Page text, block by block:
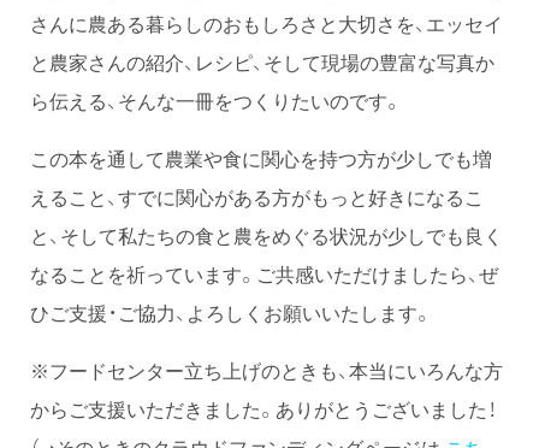
さんに農ある暮らしのおもしろさと大切さを、エッセイ
と農家さんの紹介、レシピ、そして現場の豊富な写真か
ら伝える、そんな一冊をつくりたいのです。
この本を通して農業や食に関心を持つ方が少しでも増
えること、すでに関心がある方がもっと好きになるこ
と、そして私たちの食と農をめぐる状況が少しでも良く
なることを祈っています。ご共感いただけましたら、ぜ
ひご支援・ご協力、よろしくお願いいたします。
※フードセンター立ち上げのときも、本当にいろんな方
からご支援いただきました。ありがとうございました！